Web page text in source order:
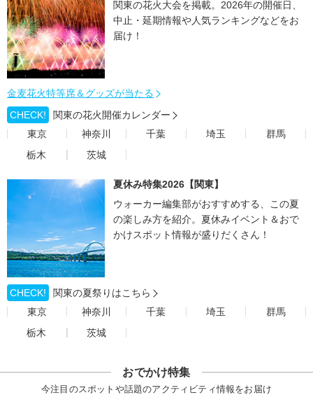
関東の花火大会を掲載。2026年の開催日、
中止・延期情報や人気ランキングなどをお
届け！
金麦花火特等席＆グッズが当たる
CHECK!
関東の花火開催カレンダー
東京
神奈川 千葉 埼玉
群馬
栃木
茨城
夏休み特集2026【関東】
ウォーカー編集部がおすすめする、この夏
の楽しみ方を紹介。夏休みイベント＆おで
かけスポット情報が盛りだくさん！
CHECK!
関東の夏祭りはこちら
東京
神奈川 千葉 埼玉
群馬
栃木
茨城
おでかけ特集
今注目のスポットや話題のアクティビティ情報をお届け